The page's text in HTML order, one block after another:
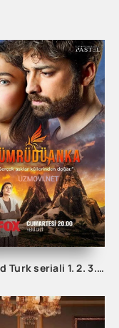
Zumrud Turk seriali 1. 2. 3. 80. 81. 82. 83. 84. 85. 86. 87. 88. 89. 90 Qism Uzbek tilida Barcha qismlar